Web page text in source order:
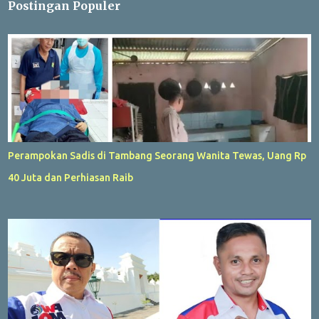
Postingan Populer
Perampokan Sadis di Tambang Seorang Wanita Tewas, Uang Rp
40 Juta dan Perhiasan Raib